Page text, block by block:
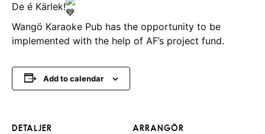
De é Kärlek!
Wangö Karaoke Pub has the opportunity to be
implemented with the help of AF’s project fund.
Add to calendar
DETALJER ARRANGÖR